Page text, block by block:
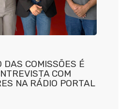
COMISSÕES É
COM
NA RÁDIO PORTAL